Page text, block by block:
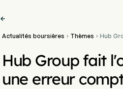

Actualités boursières  Thèmes  Hub
erreur
millions
Hub Group fait
une erreur